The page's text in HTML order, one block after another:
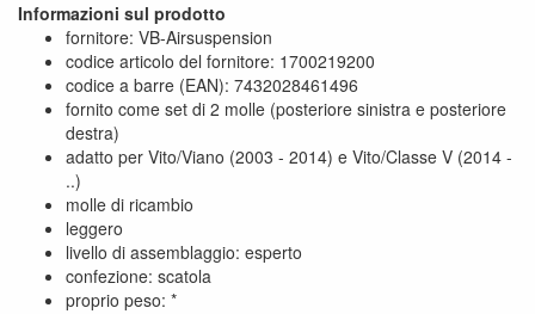
Informazioni sul prodotto
fornitore: VB-Airsuspension
codice articolo del fornitore: 1700219200
codice a barre (EAN): 7432028461496
fornito come set di 2 molle (posteriore sinistra e posteriore
destra)
adatto per Vito/Viano (2003 - 2014) e Vito/Classe V (2014 -
..)
molle di ricambio
leggero
livello di assemblaggio: esperto
confezione: scatola
proprio peso: *